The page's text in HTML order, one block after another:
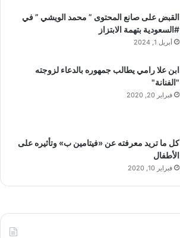
القبض على صانع المحتوى ” محمد الويشي ” في
#السعودية بتهمة الابتزاز
أبريل 1, 2024
ابن علا رامي يطالب جمهوره بالدعاء لزوجته
"الفنانة"
فبراير 20, 2020
كل ما تريد معرفته عن «فيتامين ب» وتأثيره على
الأطفال
فبراير 10, 2020